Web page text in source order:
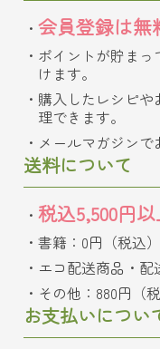
会員登録は無
ポイントが貯ま
けます。
購入したレシピ
理できます。
メールマガジンで
送料について
税込5,500円
書籍：0円（税込）
エコ配送商品・配
その他：880円（税
お支払いについ